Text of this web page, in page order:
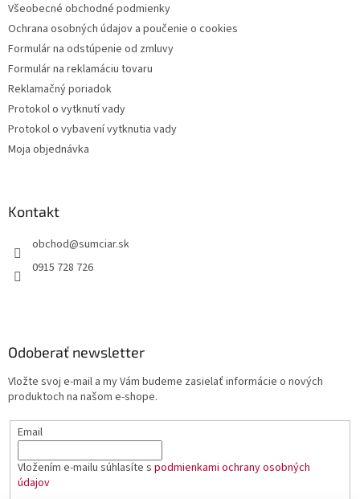
Všeobecné obchodné podmienky
Ochrana osobných údajov a poučenie o cookies
Formulár na odstúpenie od zmluvy
Formulár na reklamáciu tovaru
Reklamačný poriadok
Protokol o vytknutí vady
Protokol o vybavení vytknutia vady
Moja objednávka
Kontakt
obchod@sumciar.sk
0915 728 726
Odoberať newsletter
Vložte svoj e-mail a my Vám budeme zasielať informácie o nových
produktoch na našom e-shope.
Email
Vložením e-mailu súhlasíte s podmienkami ochrany osobných
údajov